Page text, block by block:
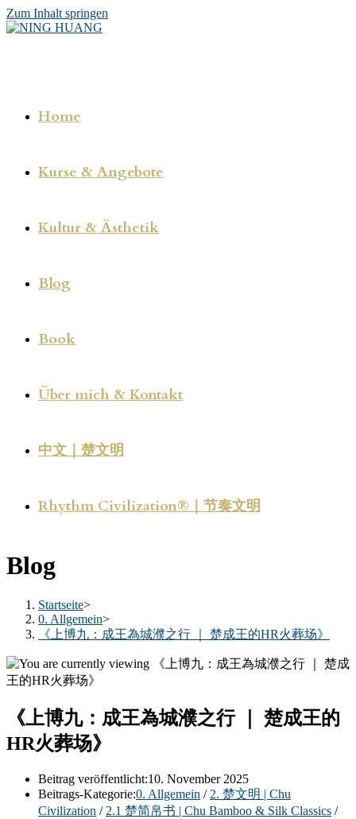
Zum Inhalt springen
Home
Kurse & Angebote
Kultur & Ästhetik
Blog
Book
Über mich & Kontakt
中文｜楚文明
Rhythm Civilization®｜节奏文明
Blog
Startseite>
0. Allgemein>
《上博九：成王為城濮之行 ｜ 楚成王的HR火葬场》
《上博九：成王為城濮之行 ｜ 楚成王的
HR火葬场》
Beitrag veröffentlicht:10. November 2025
Beitrags-Kategorie:0. Allgemein / 2. 楚文明 | Chu
Civilization / 2.1 楚简帛书 | Chu Bamboo & Silk Classics /